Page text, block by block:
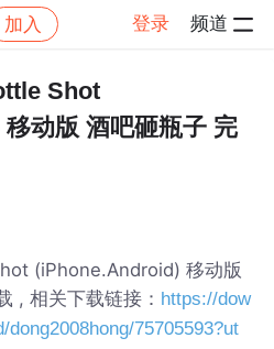
加入 登录 频道
区 帖子详情
Shot
动版 酒吧砸瓶子 完
(iPhone.Android) 移动版
, 相关下载链接： https://dow
75705593?ut